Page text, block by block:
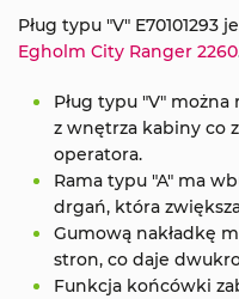
Pług typu "V"
Egholm City Ranger 2260
Pług typu "V"
z wnętrza kabiny co
operatora.
Rama typu "A" ma
drgań, która
Gumową nakładkę
stron, co daje
Funkcja końcówki